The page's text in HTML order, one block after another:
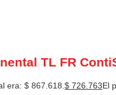
TL FR
era: $ 867.618. $ 726.763El